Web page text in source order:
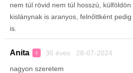
nem túl rövid nem túl hosszú, külföldön
kislánynak is aranyos, felnőttként
is.
Anita ♀ 36 éves 28-07-2024
nagyon szeretem